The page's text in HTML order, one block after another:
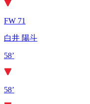
FW 71
白井 陽斗
58’
58’